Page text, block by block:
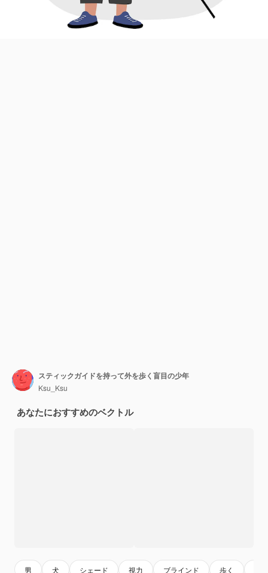
スティックガイドを持って外を歩く盲目の少年
Ksu_Ksu
あなたにおすすめのベクトル
男 犬 シェード 視力 ブラインド 歩く